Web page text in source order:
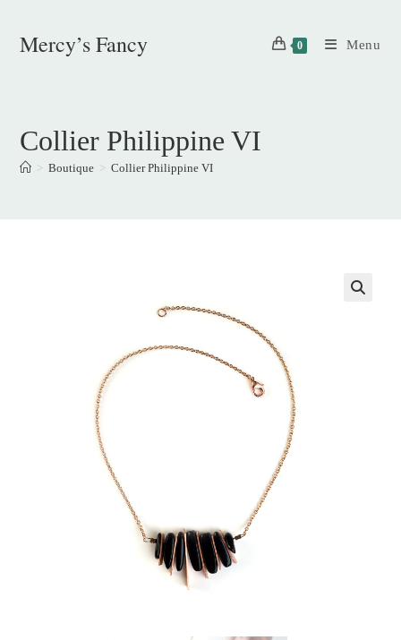
contentMercy’s Fancy 0 Menu
Collier Philippine VI
> Boutique > Collier Philippine VI